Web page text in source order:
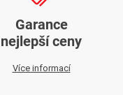
Garance
nejlepší ceny
Více informací